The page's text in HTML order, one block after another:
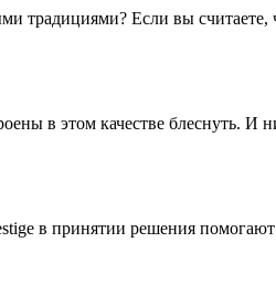
традициями? Если вы считаете,
в этом качестве блеснуть. И
в принятии решения